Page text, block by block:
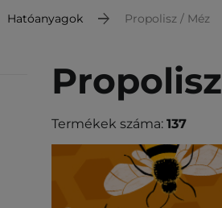
Hatóanyagok Propolisz / Méz
Propolisz
Termékek száma: 137